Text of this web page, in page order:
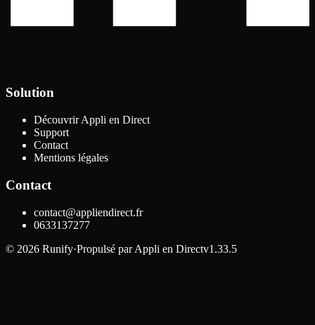
Solution
Découvrir Appli en Direct
Support
Contact
Mentions légales
Contact
contact@appliendirect.fr
0633137277
© 2026 Runify·Propulsé par Appli en Directv1.33.5